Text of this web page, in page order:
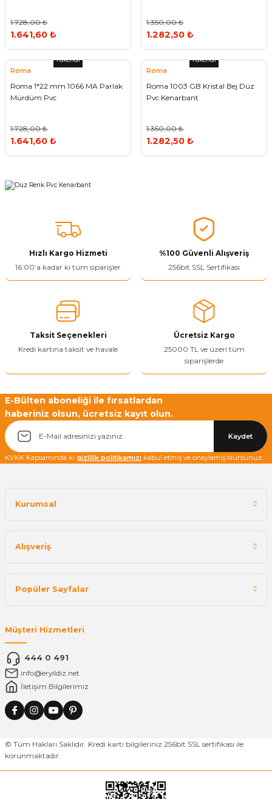
1.728,00 ₺
1.641,60 ₺
1.350,00 ₺
1.282,50 ₺
Tükendi
Roma
Roma 1*22 mm 1066 MA Parlak
Mürdüm Pvc
1.728,00 ₺
1.641,60 ₺
Tükendi
Roma
Roma 1003 GB Kristal Bej Düz
Pvc Kenarbant
1.350,00 ₺
1.282,50 ₺
Hızlı Kargo Hizmeti
16:00’a kadar ki tüm siparişler
%100 Güvenli Alışveriş
256bit SSL Sertifikası
Taksit Seçenekleri
Kredi kartına taksit ve havale
Ücretsiz Kargo
25000 TL ve üzeri tüm
siparişlerde
E-Bülten aboneliği ile fırsatlardan
haberiniz olsun, ücretsiz kayıt olun.
Kaydet
KVKK Kapsamında ki gizlilik politikamızı kabul etmiş ve onaylamış olursunuz.
Kurumsal
Alışveriş
Popüler Sayfalar
Müşteri Hizmetleri
444 0 491
info@eryildiz.net
İletişim Bilgilerimiz
© Tüm Hakları Saklıdır. Kredi kartı bilgileriniz 256bit SSL sertifikası ile
korunmaktadır.